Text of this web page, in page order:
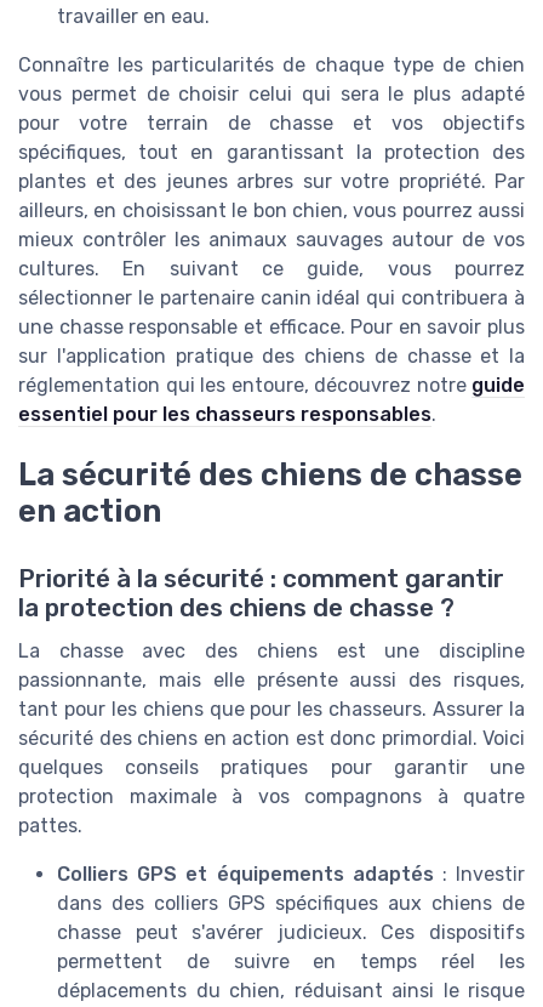
travailler en eau.
Connaître les particularités de chaque type de chien
vous permet de choisir celui qui sera le plus adapté
pour votre terrain de chasse et vos objectifs
spécifiques, tout en garantissant la protection des
plantes et des jeunes arbres sur votre propriété. Par
ailleurs, en choisissant le bon chien, vous pourrez aussi
mieux contrôler les animaux sauvages autour de vos
cultures. En suivant ce guide, vous pourrez
sélectionner le partenaire canin idéal qui contribuera à
une chasse responsable et efficace. Pour en savoir plus
sur l'application pratique des chiens de chasse et la
réglementation qui les entoure, découvrez notre guide
essentiel pour les chasseurs responsables.
La sécurité des chiens de chasse
en action
Priorité à la sécurité : comment garantir
la protection des chiens de chasse ?
La chasse avec des chiens est une discipline
passionnante, mais elle présente aussi des risques,
tant pour les chiens que pour les chasseurs. Assurer la
sécurité des chiens en action est donc primordial. Voici
quelques conseils pratiques pour garantir une
protection maximale à vos compagnons à quatre
pattes.
Colliers GPS et équipements adaptés : Investir
dans des colliers GPS spécifiques aux chiens de
chasse peut s'avérer judicieux. Ces dispositifs
permettent de suivre en temps réel les
déplacements du chien, réduisant ainsi le risque